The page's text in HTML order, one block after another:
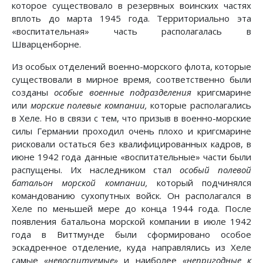
которое существовало в резервных воинских частях
вплоть до марта 1945 года. Территориально эта
«воспитательная» часть располагалась в
Шварценборне.
Из особых отделений военно-морского флота, которые
существовали в мирное время, соответственно были
созданыособые военные подразделения кригсмарине
или морские полевые компании,которые располагались
в Хеле. Но в связи с тем, что призыв в военно-морские
силы Германии проходил очень плохо и кригсмарине
рисковали остаться без квалифицированных кадров, в
июне 1942 года данные «воспитательные» части были
распущены. Их наследником сталособый полевой
батальон морской компании, который подчинялся
командованию сухопутных войск. Он располагался в
Хеле по меньшей мере до конца 1944 года. После
появления батальона морской компании в июле 1942
года в Виттмунде были сформировано особое
эскадренное отделение, куда направлялись из Хеле
самые«невоспитуемые»и наиболее «непригодные к